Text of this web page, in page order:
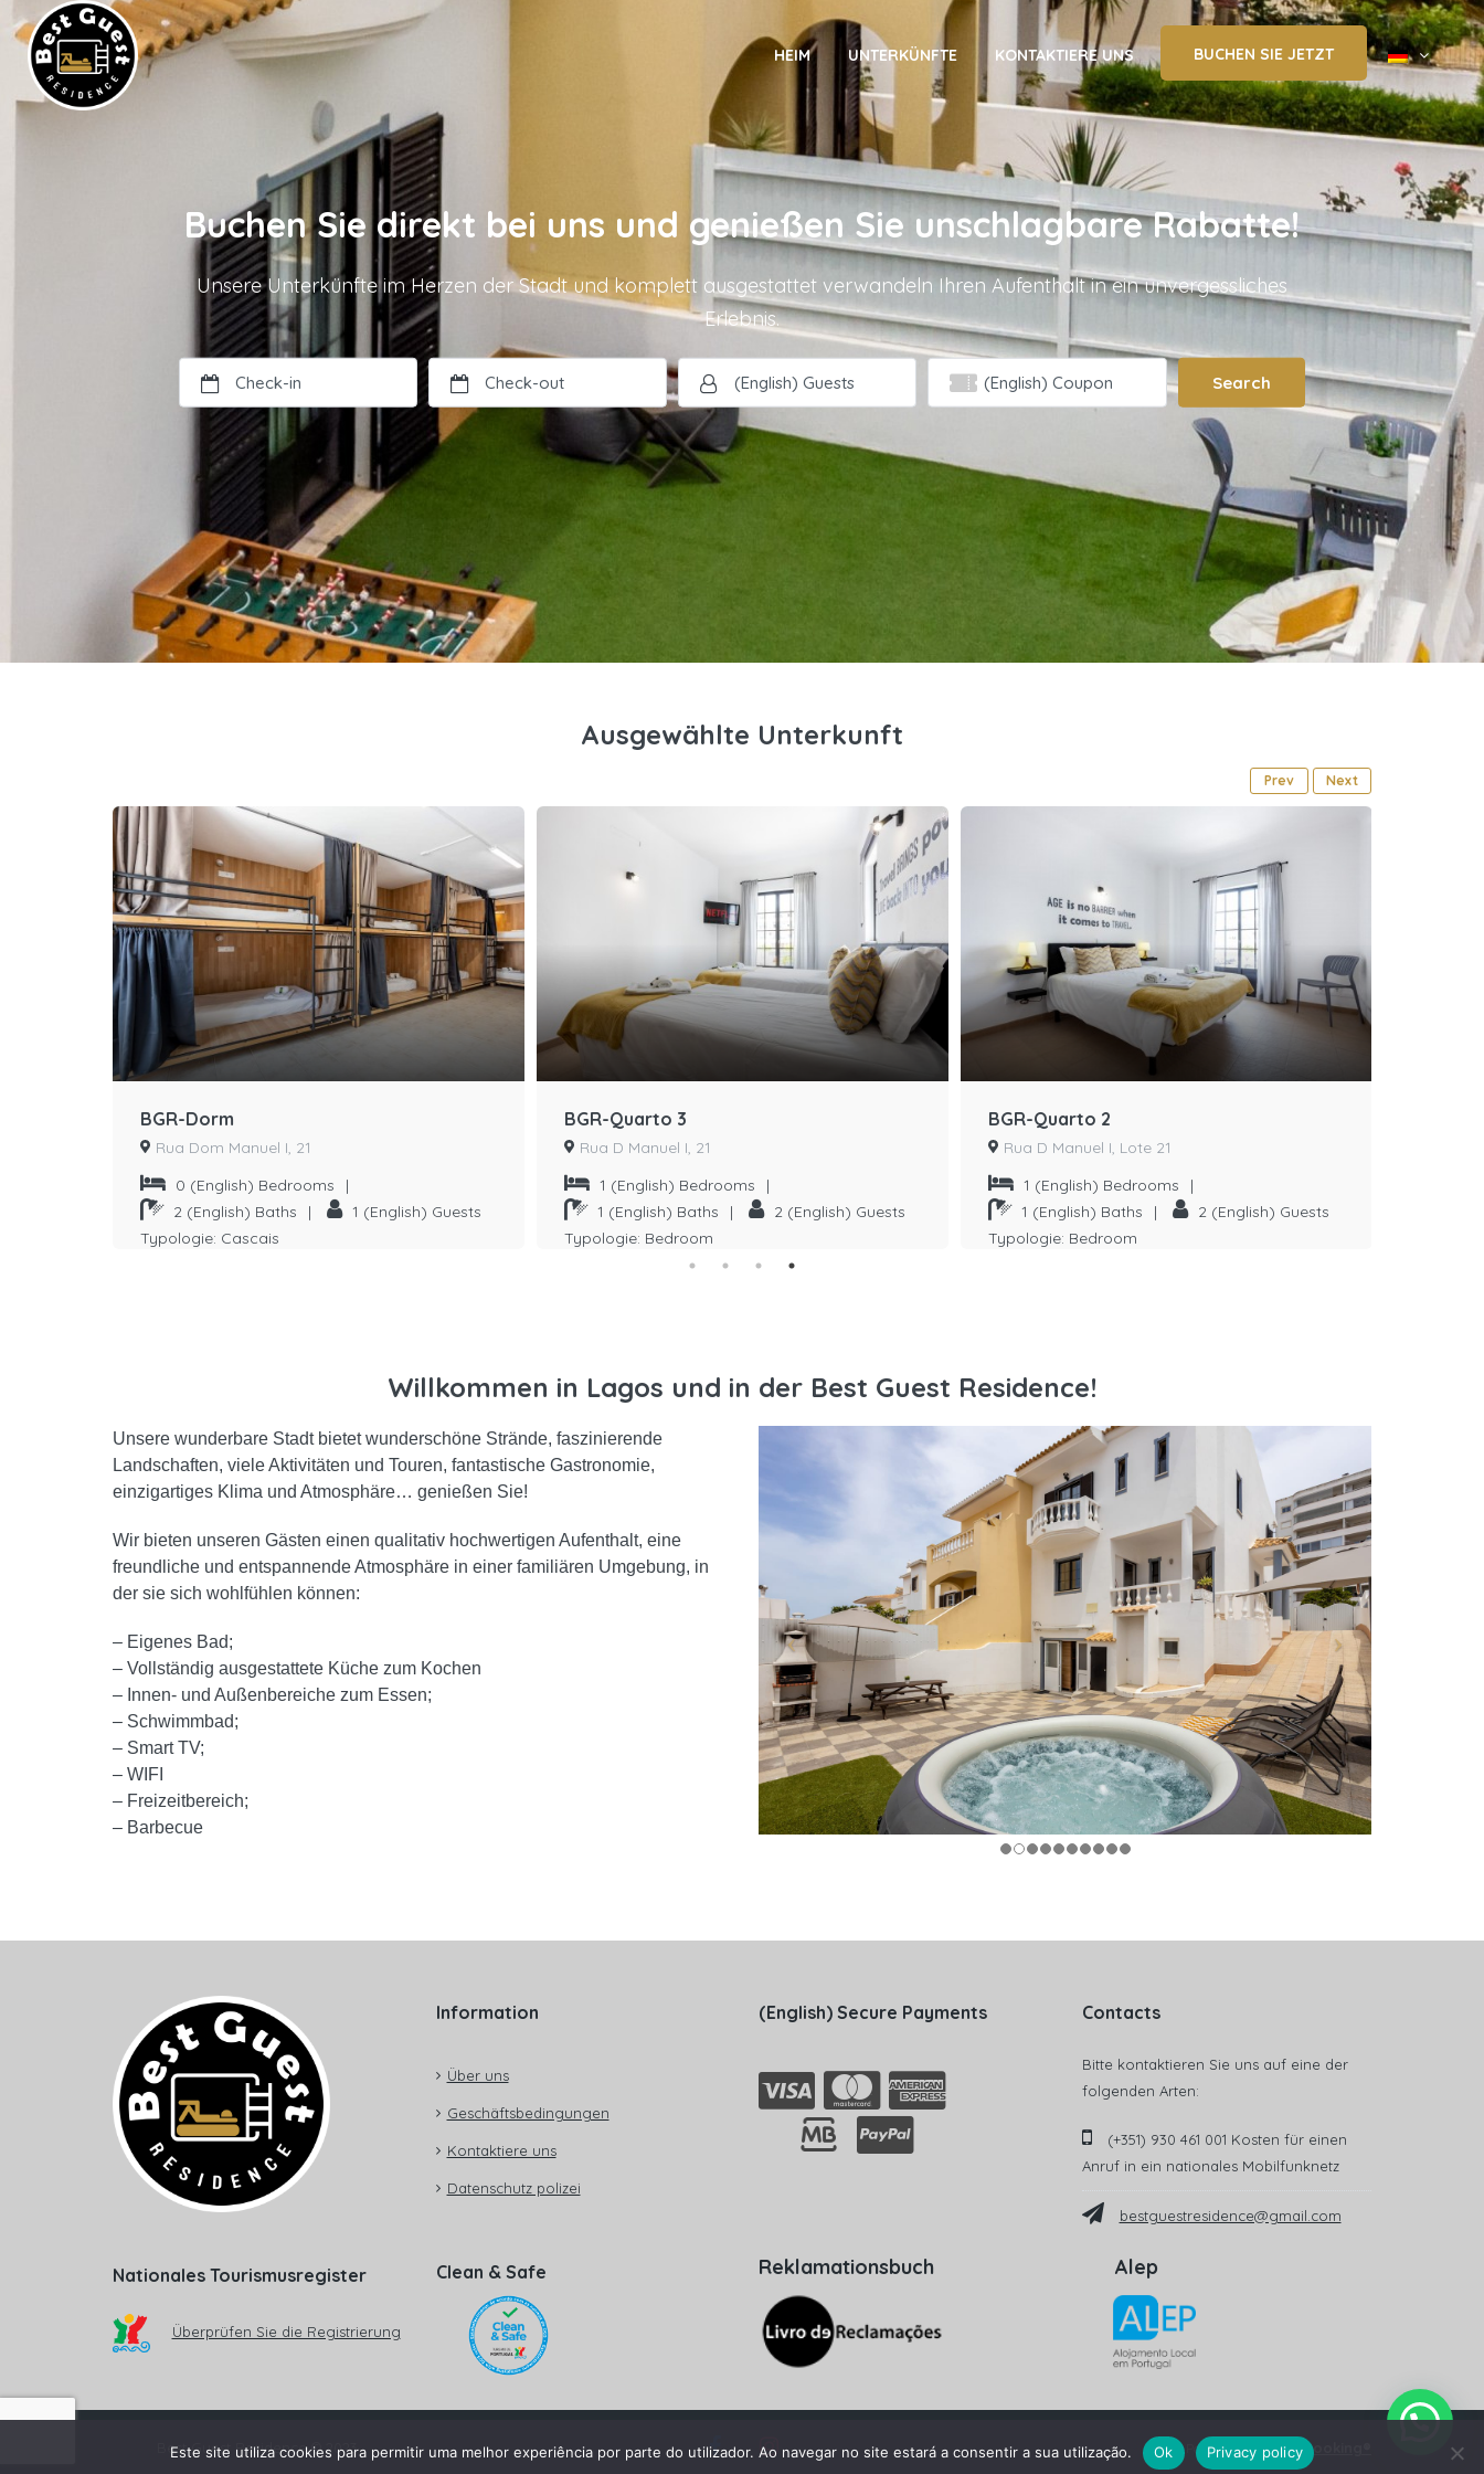
HEIM UNTERKÜNFTE KONTAKTIERE UNS BUCHEN SIE JETZT
Buchen Sie direkt bei uns und genießen Sie unschlagbare Rabatte!
Unsere Unterkünfte im Herzen der Stadt und komplett ausgestattet verwandeln Ihren Aufenthalt in ein unvergessliches
Erlebnis.
Search
Ausgewählte Unterkunft
Prev
BGR-Dorm
Rua Dom Manuel I, 21
0 (English) Bedrooms
|
2 (English) Baths | 1 (English) Guests
Typologie: Cascais
BGR-Quarto 3
Rua D Manuel I, 21
1 (English) Bedrooms
|
1 (English) Baths | 2 (English) Guests
Typologie: Bedroom
BGR-Quarto 2
Rua D Manuel I, Lote 21
1 (English) Bedrooms
|
1 (English) Baths | 2 (English) Guests
Typologie: Bedroom
Next
Willkommen in Lagos und in der Best Guest Residence!
Unsere wunderbare Stadt bietet wunderschöne Strände, faszinierende
Landschaften, viele Aktivitäten und Touren, fantastische Gastronomie,
einzigartiges Klima und Atmosphäre… genießen Sie!
Wir bieten unseren Gästen einen qualitativ hochwertigen Aufenthalt, eine
freundliche und entspannende Atmosphäre in einer familiären Umgebung, in
der sie sich wohlfühlen können:
– Eigenes Bad;
– Vollständig ausgestattete Küche zum Kochen
– Innen- und Außenbereiche zum Essen;
– Schwimmbad;
– Smart TV;
– WIFI
– Freizeitbereich;
– Barbecue
Nationales Tourismusregister
Überprüfen Sie die Registrierung
Information
Über uns
Geschäftsbedingungen
Kontaktiere uns
Datenschutz polizei
Clean & Safe
(English) Secure Payments
Reklamationsbuch
Contacts
Bitte kontaktieren Sie uns auf eine der
folgenden Arten:
(+351) 930 461 001 Kosten für einen
Anruf in ein nationales Mobilfunknetz
bestguestresidence@gmail.com
Alep
Best Guest Residence © 2023 Powered by YnnovBooking®
Este site utiliza cookies para permitir uma melhor experiência por parte do utilizador. Ao navegar no site estará a consentir a sua utilização. Ok Privacy policy